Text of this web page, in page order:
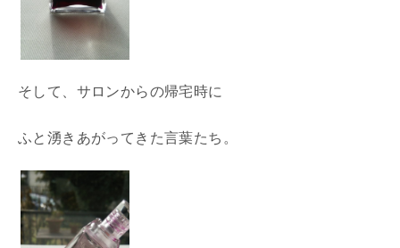
そして、サロンからの帰宅時に
ふと湧きあがってきた言葉たち。